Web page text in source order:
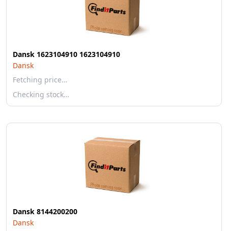
Dansk 1623104910 1623104910
Dansk
Fetching price…
Checking stock…
Dansk 8144200200
Dansk